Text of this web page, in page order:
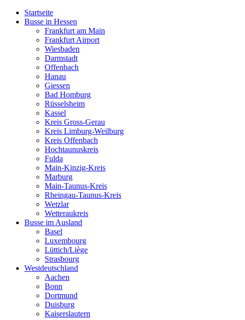
Startseite
Busse in Hessen
Frankfurt am Main
Frankfurt Airport
Wiesbaden
Darmstadt
Offenbach
Hanau
Giessen
Bad Homburg
Rüsselsheim
Kassel
Kreis Gross-Gerau
Kreis Limburg-Weilburg
Kreis Offenbach
Hochtaunuskreis
Fulda
Main-Kinzig-Kreis
Marburg
Main-Taunus-Kreis
Rheingau-Taunus-Kreis
Wetzlar
Wetteraukreis
Busse im Ausland
Basel
Luxembourg
Lüttich/Liège
Strasbourg
Westdeutschland
Aachen
Bonn
Dortmund
Duisburg
Kaiserslautern